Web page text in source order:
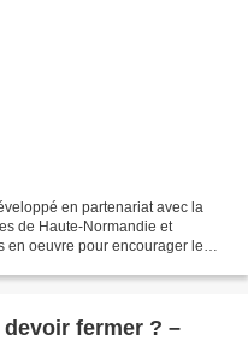
en partenariat avec la
de Haute-Normandie et
en oeuvre pour encourager le
fermer ? –